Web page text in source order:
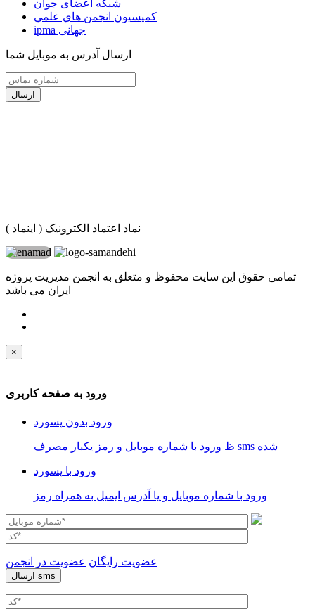
شبکه اعضای جوان
كميسيون انجمن هاي علمي
ipma جهانی
ارسال آدرس به موبایل شما
ارسال
نماد اعتماد الکترونیک ( اینماد )
تمامی حقوق این سایت محفوظ و متعلق به انجمن مدیریت پروژه
ایران می باشد
×
ورود به صفحه کاربری
ورود بدون پسورد
ظ ورود با شماره موبایل و رمز یکبار مصرف sms شده
ورود با پسورد
ورود با شماره موبایل و یا آدرس ایمیل به همراه رمز
عضویت رایگان عضویت در انجمن